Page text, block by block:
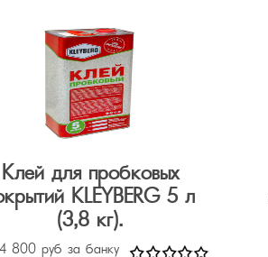
Клей для пробковых
KLEYBERG 5 л
(3,8 кг).
4 800 руб за банку